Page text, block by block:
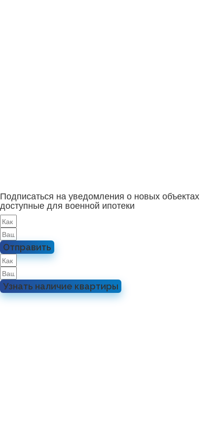
Подписаться на уведомления о новых объектах
доступные для военной ипотеки
Отправить
Узнать наличие квартиры